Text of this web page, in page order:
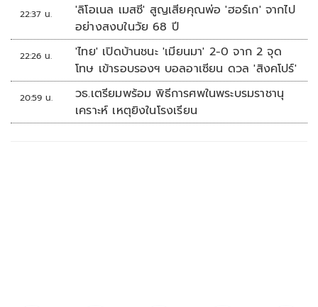
22:37 น.
'ลิโอเนล เมสซี' สูญเสียคุณพ่อ 'ฮอร์เก' จากไป
อย่างสงบในวัย 68 ปี
22:26 น.
'ไทย' เปิดบ้านชนะ 'เมียนมา' 2-0 จาก 2 จุด
โทษ เข้ารอบรองฯ บอลอาเซียน ดวล 'สิงคโปร์'
20:59 น.
วธ.เตรียมพร้อม พิธีการศพในพระบรมราชานุ
เคราะห์ เหตุยิงในโรงเรียน